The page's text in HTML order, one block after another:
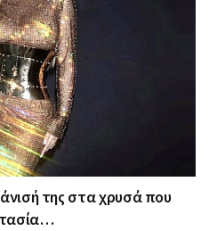
της στα χρυσά που